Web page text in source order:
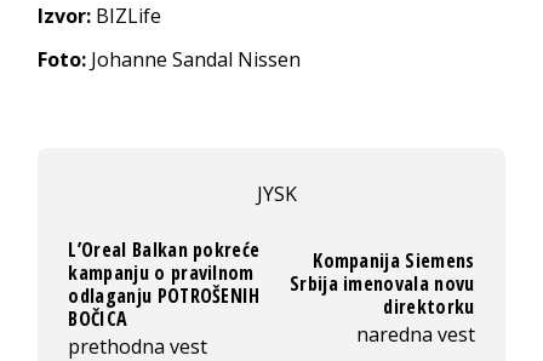
Izvor: BIZLife
Foto: Johanne Sandal Nissen
JYSK
L’Oreal Balkan pokreće
kampanju o pravilnom
odlaganju POTROŠENIH
BOČICA
prethodna vest
Kompanija Siemens
Srbija imenovala novu
direktorku
naredna vest